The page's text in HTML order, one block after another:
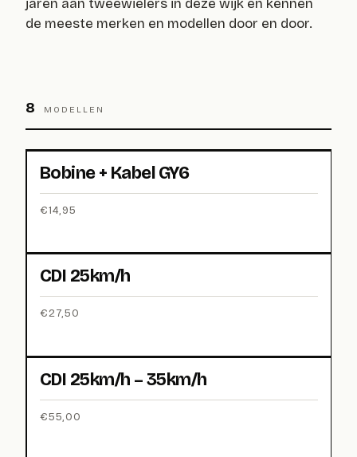
jaren aan tweewielers in deze wijk en kennen
de meeste merken en modellen door en door.
8 MODELLEN
Bobine + Kabel GY6
€14,95
CDI 25km/h
€27,50
CDI 25km/h – 35km/h
€55,00